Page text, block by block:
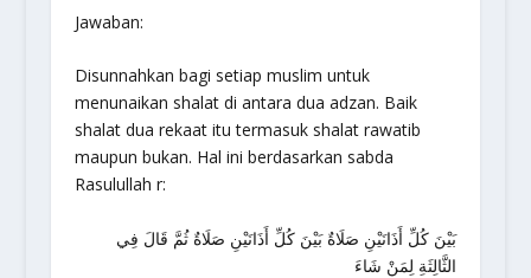
Jawaban:
Disunnahkan bagi setiap muslim untuk
menunaikan shalat di antara dua adzan. Baik
shalat dua rekaat itu termasuk shalat rawatib
maupun bukan. Hal ini berdasarkan sabda
Rasulullah r:
بَيْنَ كُلِّ أَذَانَيْنِ صَلَاةٌ بَيْنَ كُلِّ أَذَانَيْنِ صَلَاةٌ ثُمَّ قَالَ فِي
الثَّالِثَةِ لِمَنْ شَاءَ